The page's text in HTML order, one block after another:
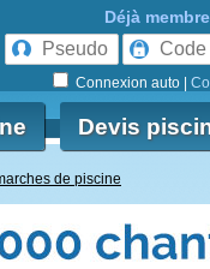
Déjà
Connexion auto
Devis
de piscine